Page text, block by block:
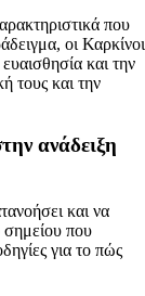
που
οι Καρκίνοι
και την
τους και την
ανάδειξη
και να
σημείου που
για το πώς